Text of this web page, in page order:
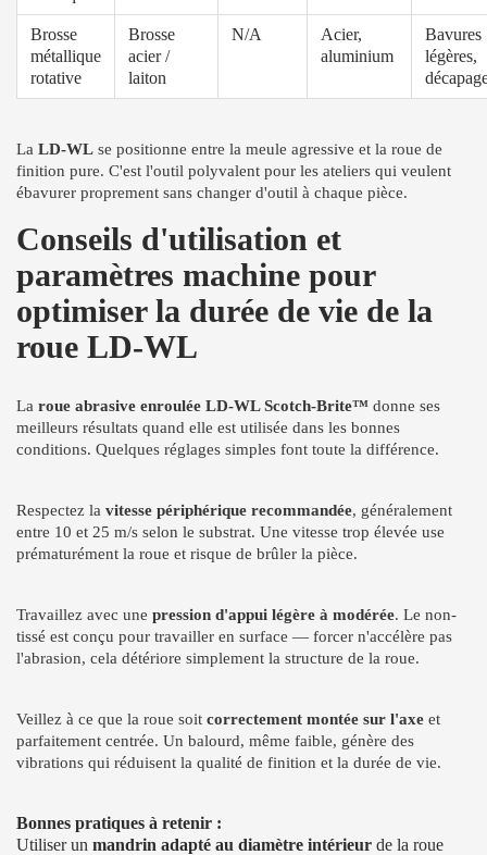
Brosse
métallique
rotative
Brosse
acier /
laiton
N/A
Acier,
aluminium
Bavures
légères,
La LD-WL se positionne entre la meule agressive et la roue de
finition pure. C'est l'outil polyvalent pour les ateliers qui veulent
ébavurer proprement sans changer d'outil à chaque pièce.
Conseils d'utilisation et
paramètres machine pour
optimiser la durée de vie de la
roue LD-WL
La roue abrasive enroulée LD-WL Scotch-Brite™ donne ses
meilleurs résultats quand elle est utilisée dans les bonnes
conditions. Quelques réglages simples font toute la différence.
Respectez la vitesse périphérique recommandée, généralement
entre 10 et 25 m/s selon le substrat. Une vitesse trop élevée use
prématurément la roue et risque de brûler la pièce.
Travaillez avec une pression d'appui légère à modérée. Le non-
tissé est conçu pour travailler en surface — forcer n'accélère pas
l'abrasion, cela détériore simplement la structure de la roue.
Veillez à ce que la roue soit correctement montée sur l'axe et
parfaitement centrée. Un balourd, même faible, génère des
vibrations qui réduisent la qualité de finition et la durée de vie.
Bonnes pratiques à retenir :
Utiliser un mandrin adapté au diamètre intérieur de la roue